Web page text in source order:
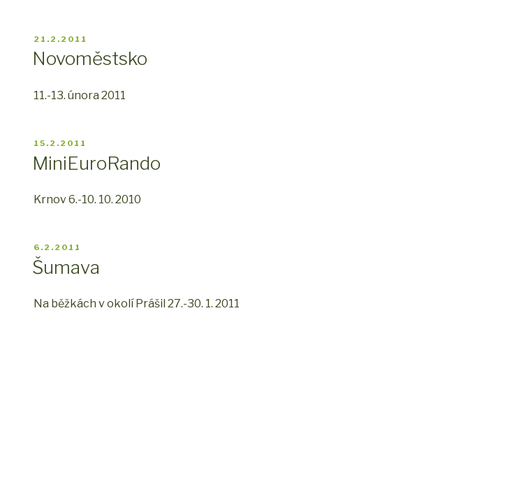
PUBLIKOVÁNO
21.2.2011
Novoměstsko
11.-13. února 2011
PUBLIKOVÁNO
15.2.2011
MiniEuroRando
Krnov 6.-10. 10. 2010
PUBLIKOVÁNO
6.2.2011
Šumava
Na běžkách v okolí Prášil 27.-30. 1. 2011